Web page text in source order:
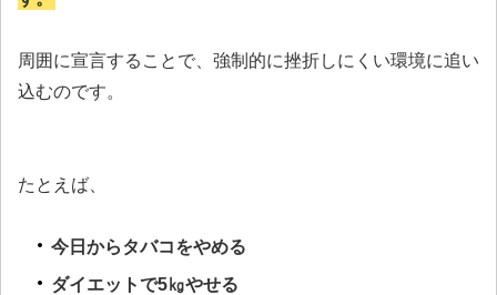
周囲に宣言することで、強制的に挫折しにくい環境に追い
込むのです。
たとえば、
今日からタバコをやめる
ダイエットで5㎏やせる